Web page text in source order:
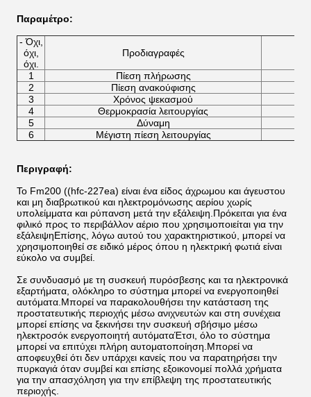
Παραμέτρο:
- Όχι,
όχι,
όχι.
Προδιαγραφές
1
Πίεση πλήρωσης
2
Πίεση ανακούφισης
3
Χρόνος ψεκασμού
4
Θερμοκρασία λειτουργίας
5
Δύναμη
6
Μέγιστη πίεση λειτουργίας
Περιγραφή:
Το Fm200 ((hfc-227ea) είναι ένα είδος άχρωμου και άγευστου
και μη διαβρωτικού και ηλεκτρομόνωσης αερίου χωρίς
υπολείμματα και ρύπανση μετά την εξάλειψη.Πρόκειται για ένα
φιλικό προς το περιβάλλον αέριο που χρησιμοποιείται για την
εξάλειψηΕπίσης, λόγω αυτού του χαρακτηριστικού, μπορεί να
χρησιμοποιηθεί σε ειδικό μέρος όπου η ηλεκτρική φωτιά είναι
εύκολο να συμβεί.
Σε συνδυασμό με τη συσκευή πυρόσβεσης και τα ηλεκτρονικά
εξαρτήματα, ολόκληρο το σύστημα μπορεί να ενεργοποιηθεί
αυτόματα.Μπορεί να παρακολουθήσει την κατάσταση της
προστατευτικής περιοχής μέσω ανιχνευτών και στη συνέχεια
μπορεί επίσης να ξεκινήσει την συσκευή σβήσιμο μέσω
ηλεκτροσόκ ενεργοποιητή αυτόματαΈτσι, όλο το σύστημα
μπορεί να επιτύχει πλήρη αυτοματοποίηση.Μπορεί να
αποφευχθεί ότι δεν υπάρχει κανείς που να παρατηρήσει την
πυρκαγιά όταν συμβεί και επίσης εξοικονομεί πολλά χρήματα
για την απασχόληση για την επίβλεψη της προστατευτικής
περιοχής.